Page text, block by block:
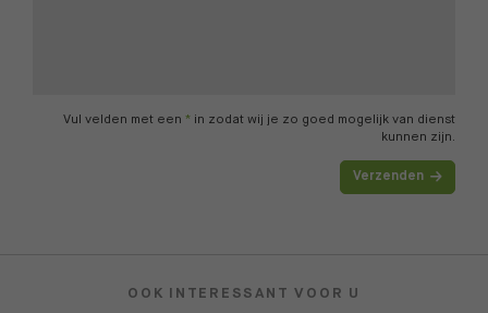
Vul velden met een * in zodat wij je zo goed mogelijk van dienst
kunnen zijn.
Verzenden
OOK INTERESSANT VOOR U